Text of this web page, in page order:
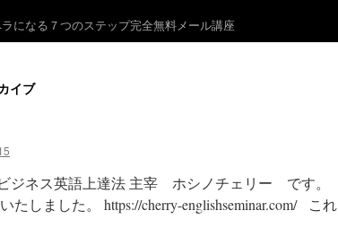
になる７つのステップ完全無料メール講座
イブ
ジネス英語上達法 主宰 ホシノチェリー です。
しました。 https://cherry-englishseminar.com/ これ